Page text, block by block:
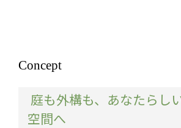
Concept
庭も外構も、あなたらし
空間へ